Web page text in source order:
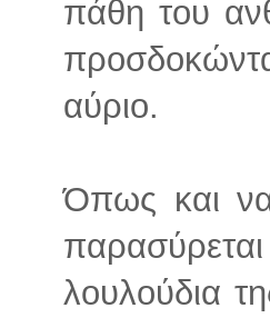
πάθη του
αύριο.
Όπως και
λουλούδια